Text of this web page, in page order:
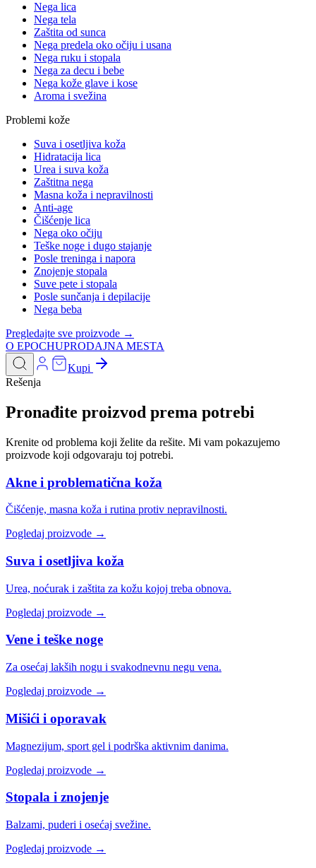
Nega lica
Nega tela
Zaštita od sunca
Nega predela oko očiju i usana
Nega ruku i stopala
Nega za decu i bebe
Nega kože glave i kose
Aroma i svežina
Problemi kože
Suva i osetljiva koža
Hidratacija lica
Urea i suva koža
Zaštitna nega
Masna koža i nepravilnosti
Anti-age
Čišćenje lica
Nega oko očiju
Teške noge i dugo stajanje
Posle treninga i napora
Znojenje stopala
Suve pete i stopala
Posle sunčanja i depilacije
Nega beba
Pregledajte sve proizvode →
O EPOCHUPRODAJNA MESTA
Kupi
Rešenja
Pronađite proizvod prema potrebi
Krenite od problema koji želite da rešite. Mi vam pokazujemo
proizvode koji odgovaraju toj potrebi.
Akne i problematična koža
Čišćenje, masna koža i rutina protiv nepravilnosti.
Pogledaj proizvode →
Suva i osetljiva koža
Urea, noćurak i zaštita za kožu kojoj treba obnova.
Pogledaj proizvode →
Vene i teške noge
Za osećaj lakših nogu i svakodnevnu negu vena.
Pogledaj proizvode →
Mišići i oporavak
Magnezijum, sport gel i podrška aktivnim danima.
Pogledaj proizvode →
Stopala i znojenje
Balzami, puderi i osećaj svežine.
Pogledaj proizvode →